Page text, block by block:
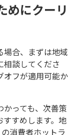
めにクーリ
場合、まずは地域
相談してくださ
オフが適用可能か
っても、次善策
すめします。地
消費者ホットラ